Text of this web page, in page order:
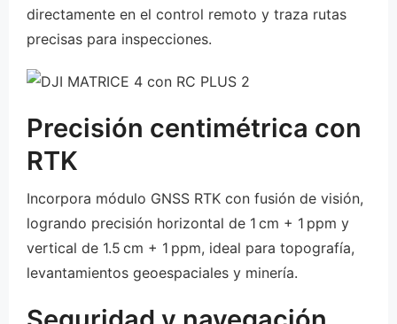
directamente en el control remoto y traza rutas
precisas para inspecciones.
Precisión centimétrica con
RTK
Incorpora módulo GNSS RTK con fusión de visión,
logrando precisión horizontal de 1 cm + 1 ppm y
vertical de 1.5 cm + 1 ppm, ideal para topografía,
levantamientos geoespaciales y minería.